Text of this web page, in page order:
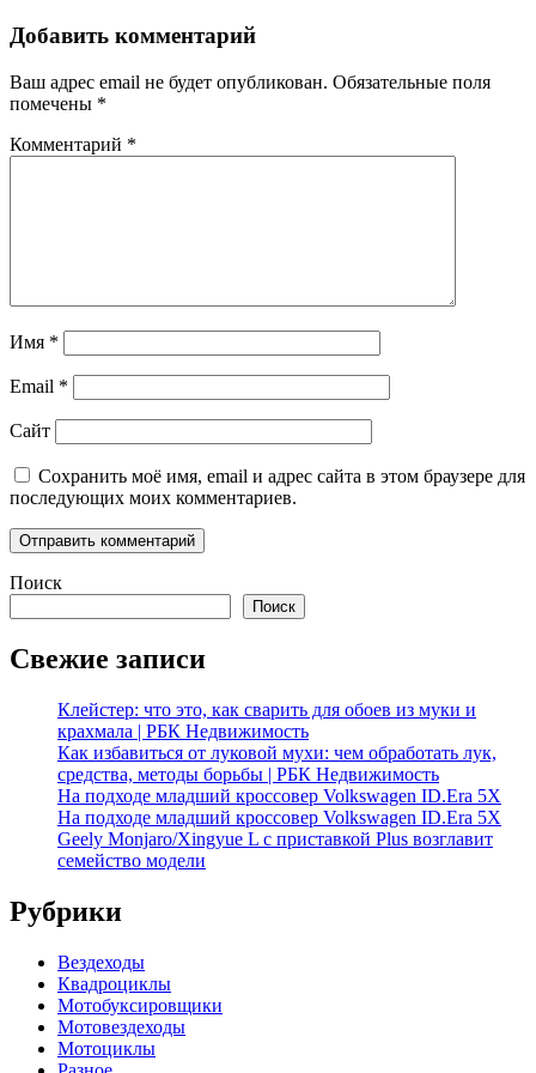
Добавить комментарий
Ваш адрес email не будет опубликован. Обязательные поля
помечены *
Комментарий *
Имя *
Email *
Сайт
Сохранить моё имя, email и адрес сайта в этом браузере для
последующих моих комментариев.
Поиск
Поиск
Свежие записи
Клейстер: что это, как сварить для обоев из муки и
крахмала | РБК Недвижимость
Как избавиться от луковой мухи: чем обработать лук,
средства, методы борьбы | РБК Недвижимость
На подходе младший кроссовер Volkswagen ID.Era 5X
На подходе младший кроссовер Volkswagen ID.Era 5X
Geely Monjaro/Xingyue L с приставкой Plus возглавит
семейство модели
Рубрики
Вездеходы
Квадроциклы
Мотобуксировщики
Мотовездеходы
Мотоциклы